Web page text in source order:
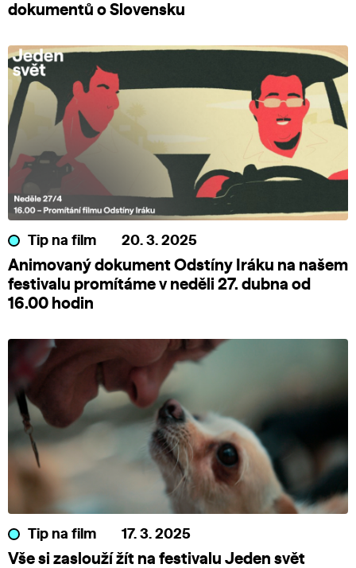
dokumentů o Slovensku
Tip na film 20. 3. 2025
Animovaný dokument Odstíny Iráku na našem
festivalu promítáme v neděli 27. dubna od
16.00 hodin
Tip na film 17. 3. 2025
Vše si zaslouží žít na festivalu Jeden svět